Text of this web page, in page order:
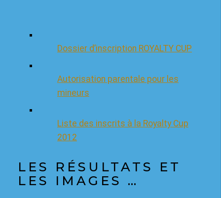
Dossier d’inscription ROYALTY CUP
Autorisation parentale pour les
mineurs
Liste des inscrits à la Royalty Cup
2012
LES RÉSULTATS ET
LES IMAGES …